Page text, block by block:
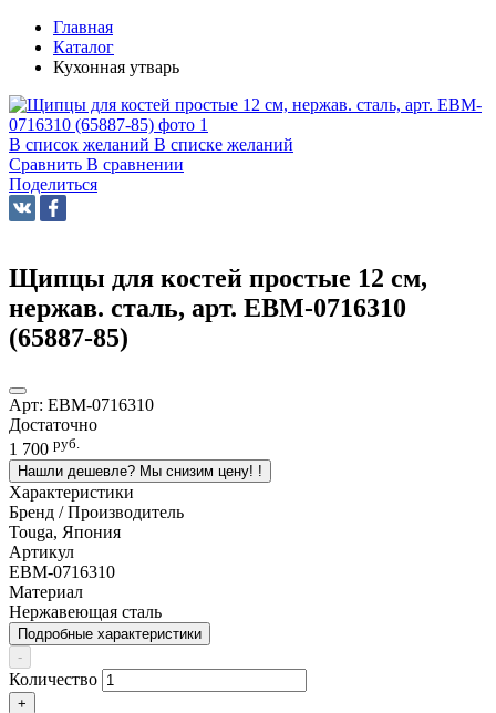
Главная
Каталог
Кухонная утварь
В список желаний В списке желаний
Сравнить В сравнении
Поделиться
Щипцы для костей простые 12 см,
нержав. сталь, арт. EBM-0716310
(65887-85)
Арт: EBM-0716310
Достаточно
1 700 руб.
Нашли дешевле? Мы снизим цену! !
Характеристики
Бренд / Производитель
Touga, Япония
Артикул
EBM-0716310
Материал
Нержавеющая сталь
Подробные характеристики
-
Количество
+